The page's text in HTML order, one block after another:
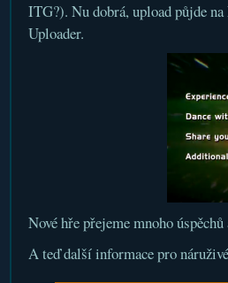
ITG?). Nu dobrá, upload půjde
Uploader.
Nové hře přejeme mnoho
A teď další informace pro